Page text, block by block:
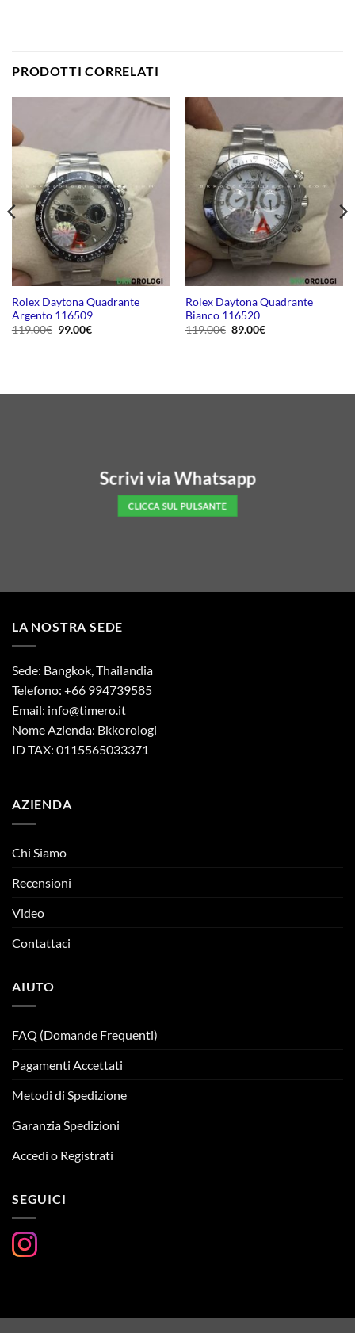
PRODOTTI CORRELATI
Rolex Daytona Quadrante
Argento 116509
119.00€ Il
99.00€Il
Rolex Daytona Quadrante
Bianco 116520
119.00€ Il
89.00€Il
Scrivi via Whatsapp
CLICCA SUL PULSANTE
LA NOSTRA SEDE
Sede: Bangkok, Thailandia
Telefono: +66 994739585
Email: info@timero.it
Nome Azienda: Bkkorologi
ID TAX: 0115565033371
AZIENDA
Chi Siamo
Recensioni
Video
Contattaci
AIUTO
FAQ (Domande Frequenti)
Pagamenti Accettati
Metodi di Spedizione
Garanzia Spedizioni
Accedi o Registrati
SEGUICI